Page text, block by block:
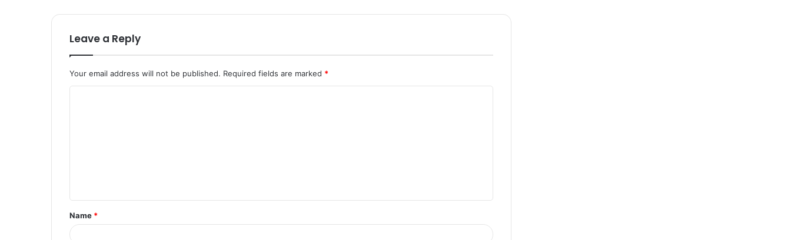
Leave a Reply
Your email address will not be published. Required fields are marked *
Name *